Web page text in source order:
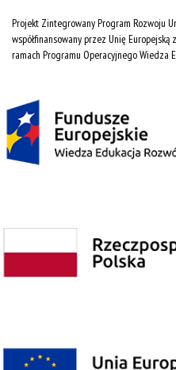
Projekt Zintegrowany Program Rozwoju
współfinansowany przez Unię
ramach Programu Operacyjnego Wiedza